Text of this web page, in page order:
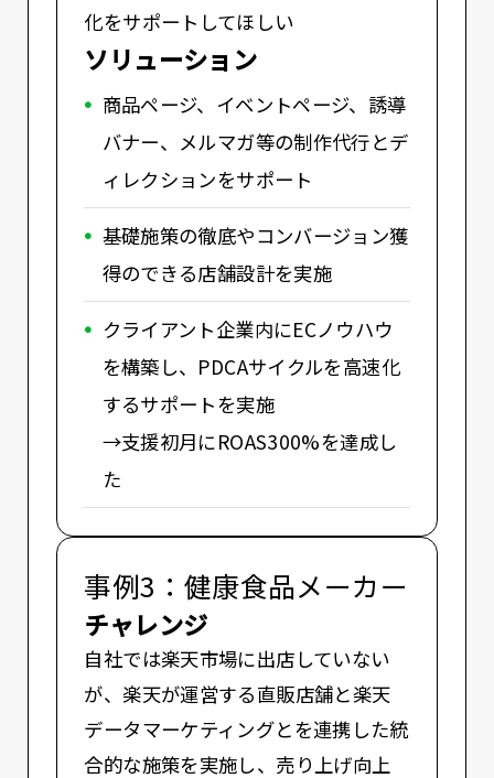
化をサポートしてほしい
ソリューション
商品ページ、イベントページ、誘導
バナー、メルマガ等の制作代行とデ
ィレクションをサポート
基礎施策の徹底やコンバージョン獲
得のできる店舗設計を実施
クライアント企業内にECノウハウ
を構築し、PDCAサイクルを高速化
するサポートを実施
→支援初月にROAS300%を達成し
た
事例3：健康食品メーカー
チャレンジ
自社では楽天市場に出店していない
が、楽天が運営する直販店舗と楽天
データマーケティングとを連携した統
合的な施策を実施し、売り上げ向上